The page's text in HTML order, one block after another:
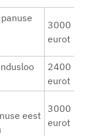
3000
eurot
2400
eurot
eest
3000
eurot